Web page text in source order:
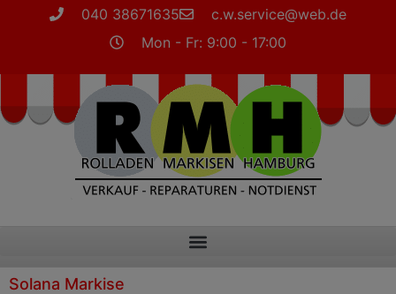
040 38671635
c.w.service@web.de
Mon - Fr: 9:00 - 17:00
Solana Markise